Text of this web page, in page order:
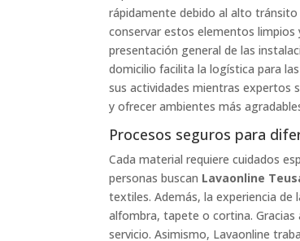
rápidamente debido al alto tránsito
conservar estos elementos
presentación general de las
domicilio facilita la logística para
sus actividades mientras expertos
y ofrecer ambientes más
Procesos seguros para
Cada material requiere cuidados
personas buscan Lavaonline
textiles. Además, la experiencia
alfombra, tapete o cortina.
servicio. Asimismo, Lavaonline